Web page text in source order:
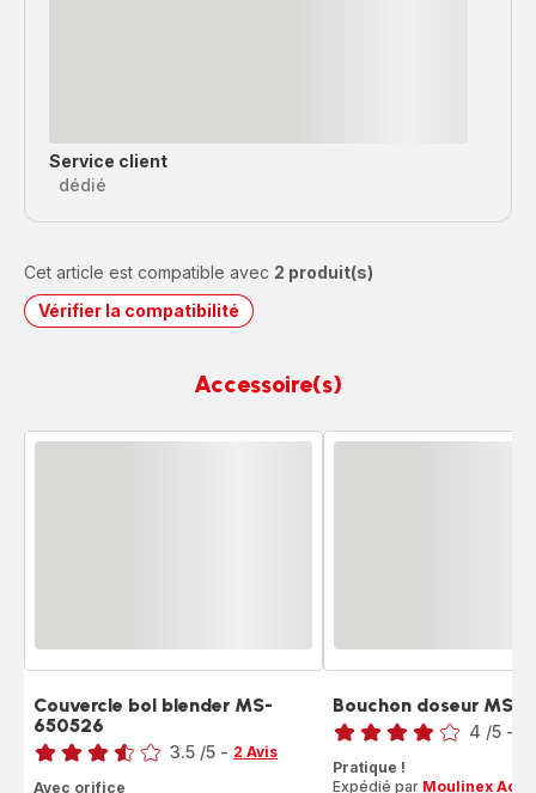
Service client
dédié
Cet article est compatible avec 2 produit(s)
Vérifier la compatibilité
Accessoire(s)
Couvercle bol blender MS-
650526
Note
3.5 /5 - 2 Avis
Avec orifice
Bouchon doseur MS-
Note
4
4 /5 -
Pratique !
Expédié par Moulinex